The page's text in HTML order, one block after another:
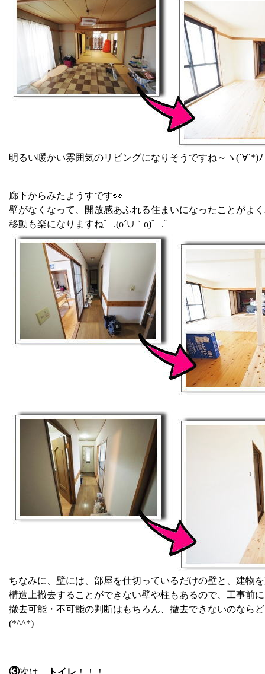
明るい暖かい雰囲気のリビングになりそうですね～ヽ(´∀`*)ﾉ
廊下からみたようすです👀
壁がなくなって、開放感あふれる住まいになったことがよ
移動も楽になりますねﾟ+.(o´∪｀o)ﾟ+.ﾟ
ちなみに、壁には、部屋を仕切っているだけの壁と、建物
構造上撤去することができない壁や柱もあるので、工事前
撤去可能・不可能の判断はもちろん、撤去できないのなら
(*^^*)
③次は、 トイレ ！！！